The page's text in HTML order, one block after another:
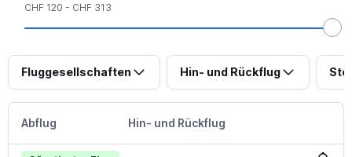
CHF 120 - CHF 313
Fluggesellschaften Hin- und Rückflug
Abflug Hin- und Rückflug